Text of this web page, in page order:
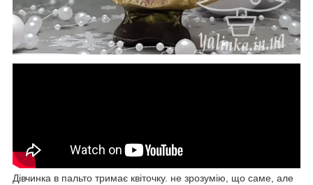
Дівчинка в пальто тримає квіточку. не зрозумію, що саме, але